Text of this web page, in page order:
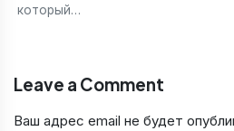
который…
Leave a Comment
Ваш адрес email не будет